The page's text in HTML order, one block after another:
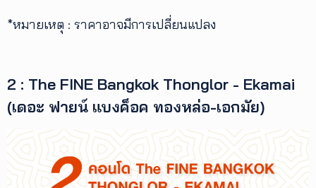
*หมายเหตุ : ราคาอาจมีการเปลี่ยนแปลง
2 : The FINE Bangkok Thonglor - Ekamai
(เดอะ ฟายน์ แบงค็อค ทองหล่อ-เอกมัย)